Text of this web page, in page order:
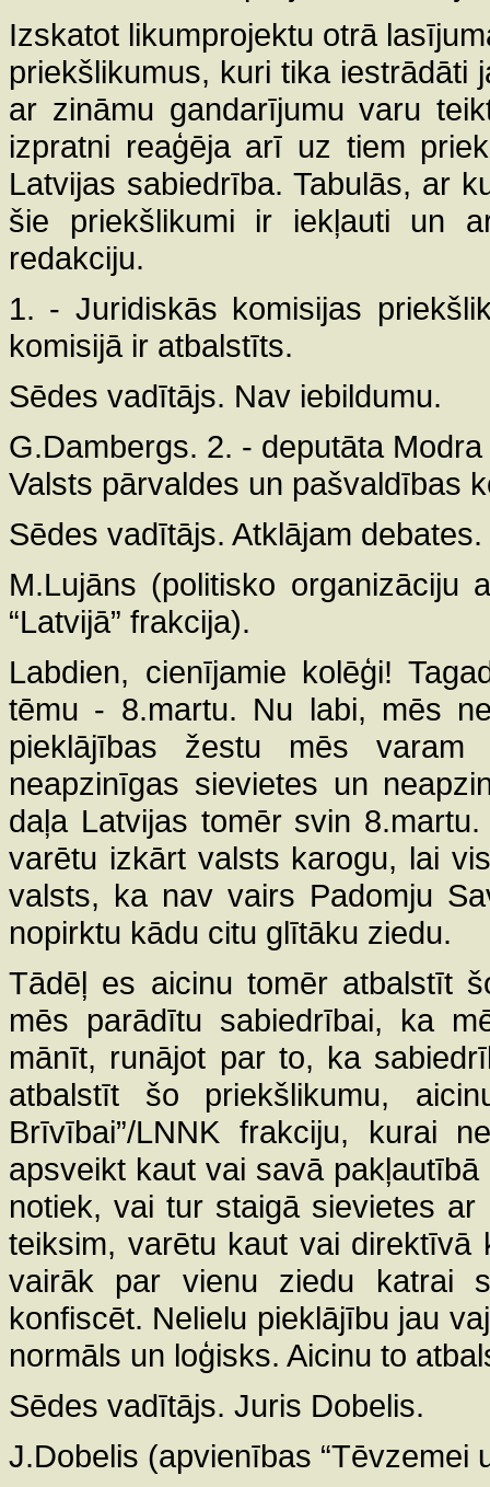
Izskatot likumprojektu otrā
priekšlikumus, kuri tika iestrādāti
ar zināmu gandarījumu varu
izpratni reaģēja arī uz tiem
Latvijas sabiedrība. Tabulās, ar
šie priekšlikumi ir iekļauti un
redakciju.
1. - Juridiskās komisijas
komisijā ir atbalstīts.
Sēdes vadītājs. Nav iebildumu.
G.Dambergs. 2. - deputāta
Valsts pārvaldes un pašvaldības
Sēdes vadītājs. Atklājam
M.Lujāns (politisko organizāciju
“Latvijā” frakcija).
Labdien, cienījamie kolēģi!
tēmu - 8.martu. Nu labi, mēs
pieklājības žestu mēs
neapzinīgas sievietes un
daļa Latvijas tomēr svin
varētu izkārt valsts karogu, lai
valsts, ka nav vairs Padomju
nopirktu kādu citu glītāku ziedu.
Tādēļ es aicinu tomēr atbalstīt
mēs parādītu sabiedrībai, ka
mānīt, runājot par to, ka
atbalstīt šo priekšlikumu,
Brīvībai”/LNNK frakciju, kurai
apsveikt kaut vai savā
notiek, vai tur staigā sievietes
teiksim, varētu kaut vai direktīvā
vairāk par vienu ziedu katrai
konfiscēt. Nelielu pieklājību jau
normāls un loģisks. Aicinu to
Sēdes vadītājs. Juris Dobelis.
J.Dobelis (apvienības “Tēvzemei